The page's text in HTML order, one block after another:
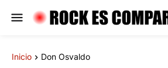
Inicio Don Osvaldo